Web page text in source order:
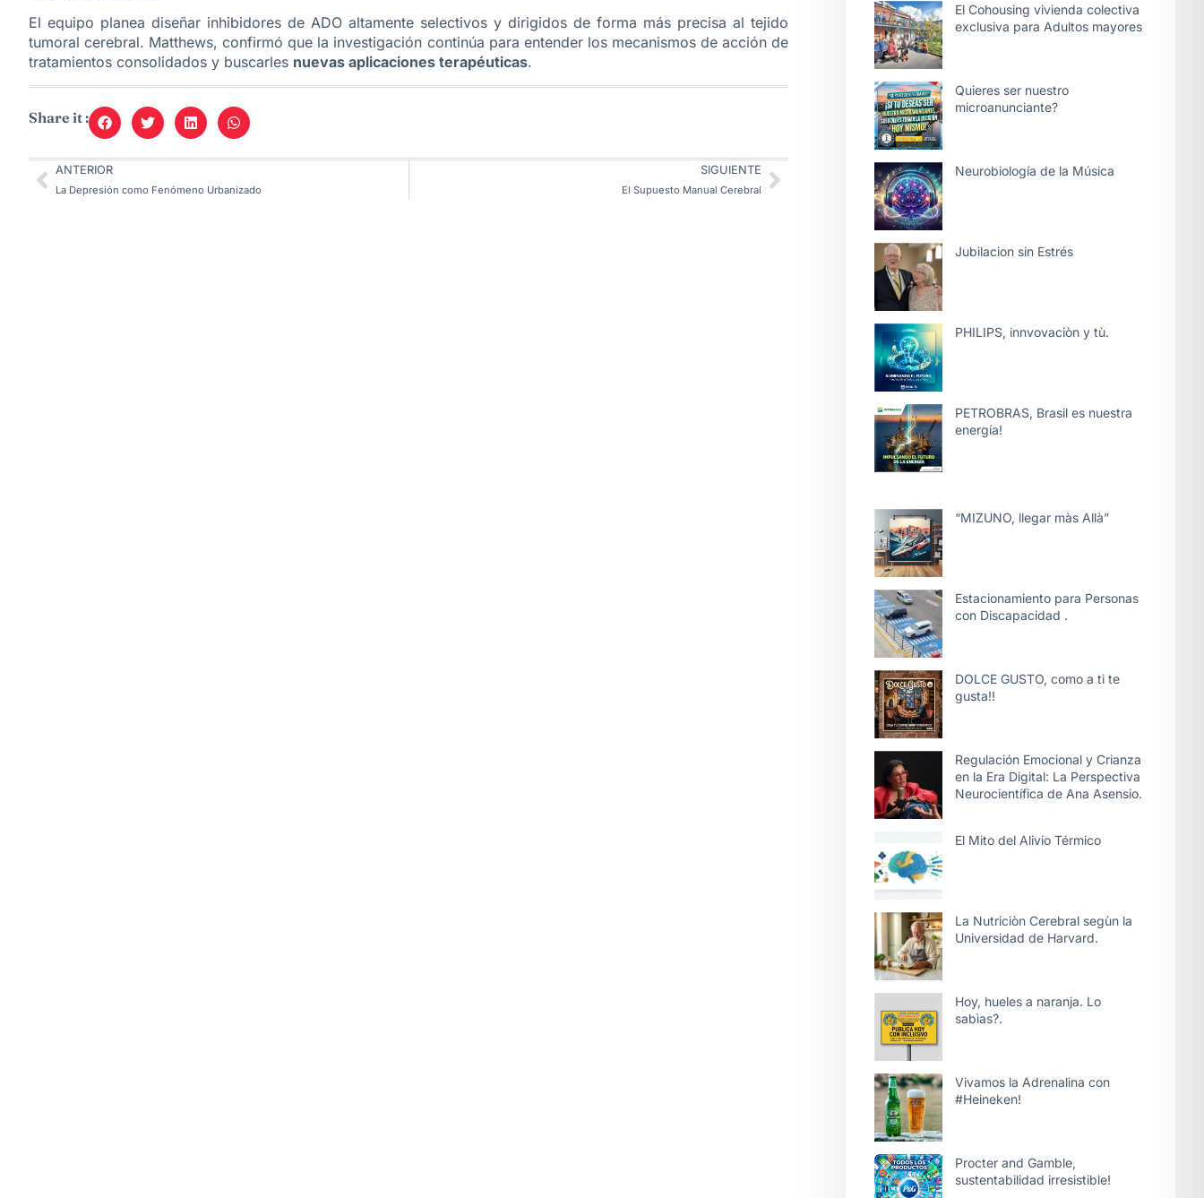
El equipo planea diseñar inhibidores de ADO altamente selectivos y dirigidos de forma más precisa al tejido
tumoral cerebral. Matthews, confirmó que la investigación continúa para entender los mecanismos de acción de
tratamientos consolidados y buscarles nuevas aplicaciones terapéuticas.
Share it :
ANTERIOR
La Depresión como Fenómeno Urbanizado
SIGUIENTE
El Supuesto Manual Cerebral
El Cohousing vivienda colectiva
exclusiva para Adultos mayores
Quieres ser nuestro
microanunciante?
Neurobiología de la Música
Jubilacion sin Estrés
PHILIPS, innvovaciòn y tù.
PETROBRAS, Brasil es nuestra
energía!
“MIZUNO, llegar màs Allà”
Estacionamiento para Personas
con Discapacidad .
DOLCE GUSTO, como a ti te
gusta!!
Regulación Emocional y Crianza
en la Era Digital: La Perspectiva
Neurocientífica de Ana Asensio.
El Mito del Alivio Térmico
La Nutriciòn Cerebral segùn la
Universidad de Harvard.
Hoy, hueles a naranja. Lo
sabìas?.
Vivamos la Adrenalina con
#Heineken!
Procter and Gamble,
sustentabilidad irresistible!